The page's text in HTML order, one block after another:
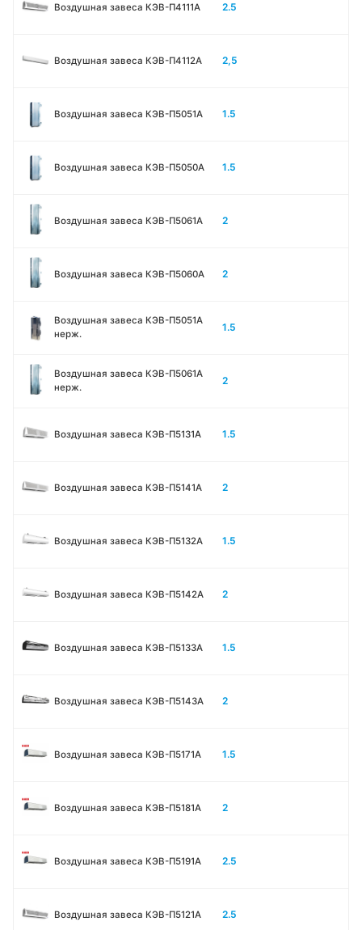
Воздушная завеса КЭВ-П4111A 2.5
Воздушная завеса КЭВ-П4112А 2,5
Воздушная завеса КЭВ-П5051A 1.5
Воздушная завеса КЭВ-П5050A 1.5
Воздушная завеса КЭВ-П5061A 2
Воздушная завеса КЭВ-П5060A 2
Воздушная завеса КЭВ-П5051A
нерж.
1.5
Воздушная завеса КЭВ-П5061A
нерж.
2
Воздушная завеса КЭВ-П5131А 1.5
Воздушная завеса КЭВ-П5141А 2
Воздушная завеса КЭВ-П5132А 1.5
Воздушная завеса КЭВ-П5142А 2
Воздушная завеса КЭВ-П5133A 1.5
Воздушная завеса КЭВ-П5143A 2
Воздушная завеса КЭВ-П5171А 1.5
Воздушная завеса КЭВ-П5181А 2
Воздушная завеса КЭВ-П5191А 2.5
Воздушная завеса КЭВ-П5121А 2.5